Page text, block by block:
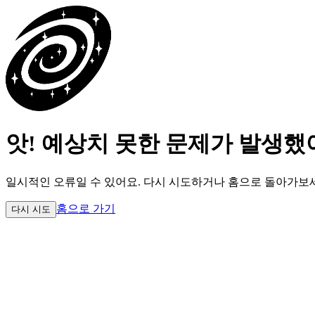
앗! 예상치 못한 문제가 발생했
일시적인 오류일 수 있어요. 다시 시도하거나 홈으로 돌아가보
다시 시도 홈으로 가기